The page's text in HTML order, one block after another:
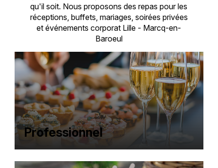
qu'il soit. Nous proposons des repas pour les
réceptions, buffets, mariages, soirées privées
et événements corporat Lille - Marcq-en-
Baroeul
Professionnel